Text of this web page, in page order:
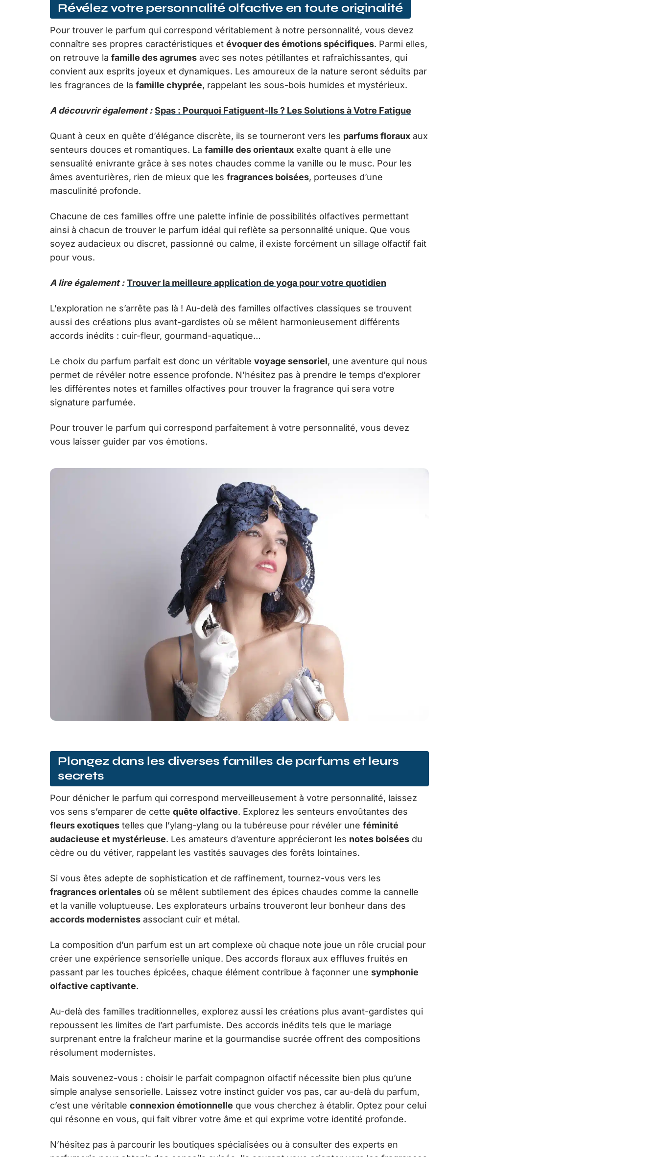
Révélez votre personnalité olfactive en toute originalité
Pour trouver le parfum qui correspond véritablement à notre personnalité, vous devez
connaître ses propres caractéristiques et évoquer des émotions spécifiques. Parmi elles,
on retrouve la famille des agrumes avec ses notes pétillantes et rafraîchissantes, qui
convient aux esprits joyeux et dynamiques. Les amoureux de la nature seront séduits par
les fragrances de la famille chyprée, rappelant les sous-bois humides et mystérieux.
A découvrir également : Spas : Pourquoi Fatiguent-Ils ? Les Solutions à Votre Fatigue
Quant à ceux en quête d’élégance discrète, ils se tourneront vers les parfums floraux aux
senteurs douces et romantiques. La famille des orientaux exalte quant à elle une
sensualité enivrante grâce à ses notes chaudes comme la vanille ou le musc. Pour les
âmes aventurières, rien de mieux que les fragrances boisées, porteuses d’une
masculinité profonde.
Chacune de ces familles offre une palette infinie de possibilités olfactives permettant
ainsi à chacun de trouver le parfum idéal qui reflète sa personnalité unique. Que vous
soyez audacieux ou discret, passionné ou calme, il existe forcément un sillage olfactif fait
pour vous.
A lire également : Trouver la meilleure application de yoga pour votre quotidien
L’exploration ne s’arrête pas là ! Au-delà des familles olfactives classiques se trouvent
aussi des créations plus avant-gardistes où se mêlent harmonieusement différents
accords inédits : cuir-fleur, gourmand-aquatique…
Le choix du parfum parfait est donc un véritable voyage sensoriel, une aventure qui nous
permet de révéler notre essence profonde. N’hésitez pas à prendre le temps d’explorer
les différentes notes et familles olfactives pour trouver la fragrance qui sera votre
signature parfumée.
Pour trouver le parfum qui correspond parfaitement à votre personnalité, vous devez
vous laisser guider par vos émotions.
Plongez dans les diverses familles de parfums et leurs
secrets
Pour dénicher le parfum qui correspond merveilleusement à votre personnalité, laissez
vos sens s’emparer de cette quête olfactive. Explorez les senteurs envoûtantes des
fleurs exotiques telles que l’ylang-ylang ou la tubéreuse pour révéler une féminité
audacieuse et mystérieuse. Les amateurs d’aventure apprécieront les notes boisées du
cèdre ou du vétiver, rappelant les vastités sauvages des forêts lointaines.
Si vous êtes adepte de sophistication et de raffinement, tournez-vous vers les
fragrances orientales où se mêlent subtilement des épices chaudes comme la cannelle
et la vanille voluptueuse. Les explorateurs urbains trouveront leur bonheur dans des
accords modernistes associant cuir et métal.
La composition d’un parfum est un art complexe où chaque note joue un rôle crucial pour
créer une expérience sensorielle unique. Des accords floraux aux effluves fruités en
passant par les touches épicées, chaque élément contribue à façonner une symphonie
olfactive captivante.
Au-delà des familles traditionnelles, explorez aussi les créations plus avant-gardistes qui
repoussent les limites de l’art parfumiste. Des accords inédits tels que le mariage
surprenant entre la fraîcheur marine et la gourmandise sucrée offrent des compositions
résolument modernistes.
Mais souvenez-vous : choisir le parfait compagnon olfactif nécessite bien plus qu’une
simple analyse sensorielle. Laissez votre instinct guider vos pas, car au-delà du parfum,
c’est une véritable connexion émotionnelle que vous cherchez à établir. Optez pour celui
qui résonne en vous, qui fait vibrer votre âme et qui exprime votre identité profonde.
N’hésitez pas à parcourir les boutiques spécialisées ou à consulter des experts en